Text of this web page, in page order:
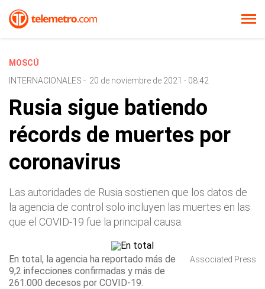
MOSCÚ
INTERNACIONALES - 20 de noviembre de 2021 - 08:42
Rusia sigue batiendo
récords de muertes por
coronavirus
Las autoridades de Rusia sostienen que los datos de
la agencia de control solo incluyen las muertes en las
que el COVID-19 fue la principal causa.
En total, la agencia ha reportado más de
9,2 infecciones confirmadas y más de
261.000 decesos por COVID-19.
Associated Press